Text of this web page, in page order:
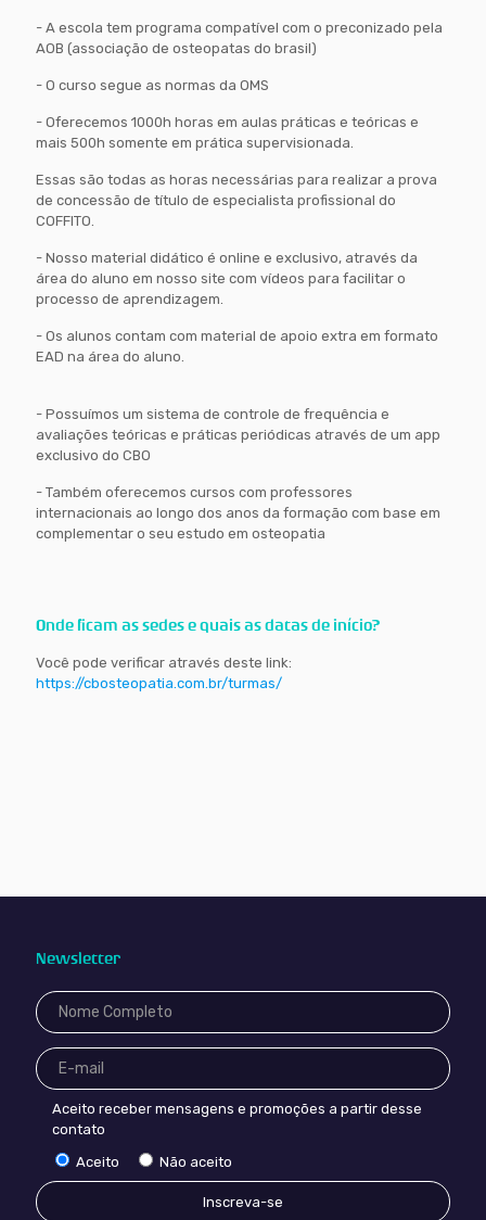
- A escola tem programa compatível com o preconizado pela
AOB (associação de osteopatas do brasil)
- O curso segue as normas da OMS
- Oferecemos 1000h horas em aulas práticas e teóricas e
mais 500h somente em prática supervisionada.
Essas são todas as horas necessárias para realizar a prova
de concessão de título de especialista profissional do
COFFITO.
- Nosso material didático é online e exclusivo, através da
área do aluno em nosso site com vídeos para facilitar o
processo de aprendizagem.
- Os alunos contam com material de apoio extra em formato
EAD na área do aluno.
- Possuímos um sistema de controle de frequência e
avaliações teóricas e práticas periódicas através de um app
exclusivo do CBO
- Também oferecemos cursos com professores
internacionais ao longo dos anos da formação com base em
complementar o seu estudo em osteopatia
Onde ficam as sedes e quais as datas de início?
Você pode verificar através deste link:
https://cbosteopatia.com.br/turmas/
Newsletter
Aceito receber mensagens e promoções a partir desse
contato
Aceito
Não aceito